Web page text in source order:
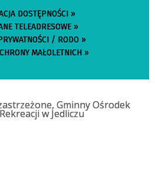
DOSTĘPNOŚCI »
TELEADRESOWE »
/ RODO »
MAŁOLETNICH »
Gminny Ośrodek
w Jedliczu